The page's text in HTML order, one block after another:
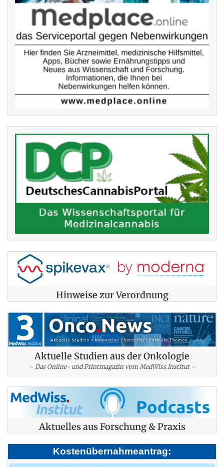
Hinweise zur Verordnung
Aktuelle Studien aus der Onkologie
– Das Online- und Printmagazin vom MedWiss.Institut –
Aktuelles aus Forschung & Praxis
Kostenübernahmeantrag: